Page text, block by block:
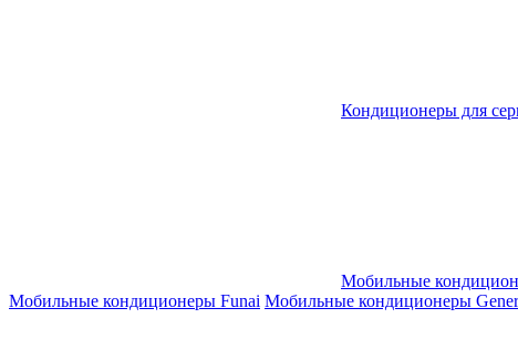
Кондиционеры для
Мобильные
Мобильные кондиционеры Funai Мобильные кондиционеры